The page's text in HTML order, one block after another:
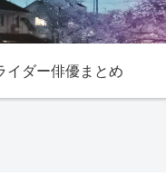
イダー俳優まとめ